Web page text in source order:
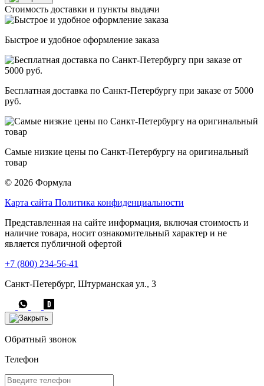
Стоимость доставки и пункты выдачи
Быстрое и удобное оформление заказа
Бесплатная доставка по Санкт-Петербургу при заказе от 5000
руб.
Самые низкие цены по Санкт-Петербургу на оригинальный
товар
© 2026 Формула
Карта сайта Политика конфиденциальности
Представленная на сайте информация, включая стоимость и
наличие товара, носит ознакомительный характер и не
является публичной офертой
+7 (800) 234-56-41
Санкт-Петербург, Штурманская ул., 3
Обратный звонок
Телефон